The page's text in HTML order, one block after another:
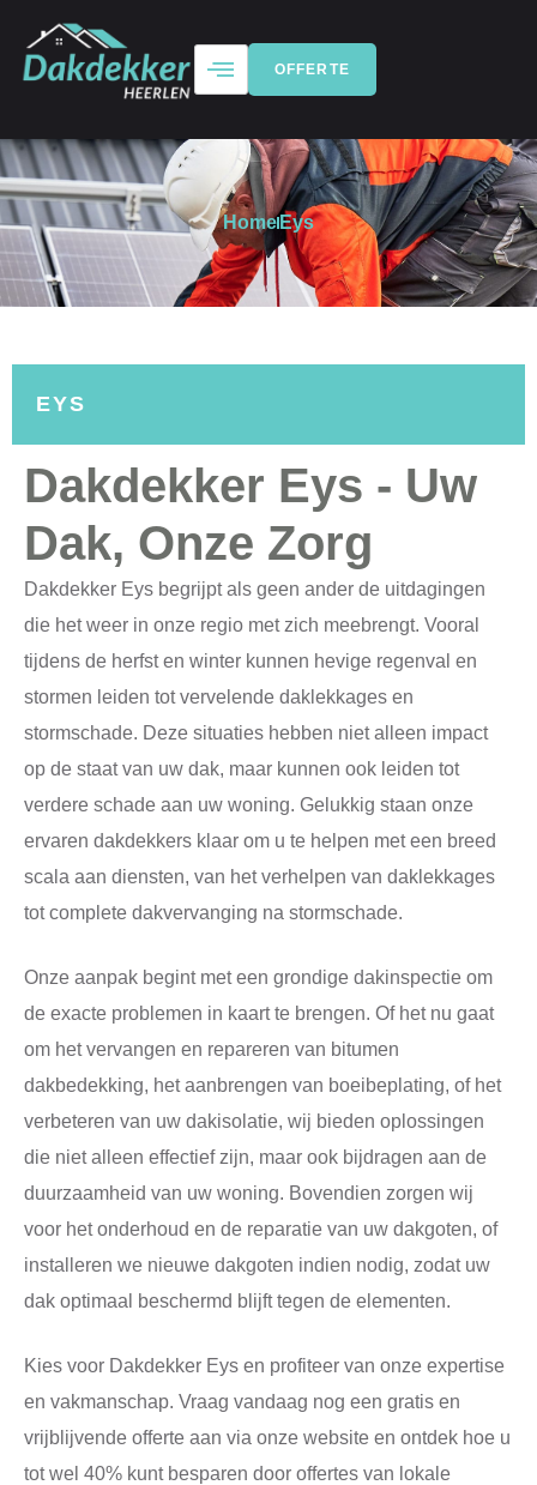
OFFERTE
Home Eys
EYS
Dakdekker Eys - Uw
Dak, Onze Zorg
Dakdekker Eys begrijpt als geen ander de uitdagingen
die het weer in onze regio met zich meebrengt. Vooral
tijdens de herfst en winter kunnen hevige regenval en
stormen leiden tot vervelende daklekkages en
stormschade. Deze situaties hebben niet alleen impact
op de staat van uw dak, maar kunnen ook leiden tot
verdere schade aan uw woning. Gelukkig staan onze
ervaren dakdekkers klaar om u te helpen met een breed
scala aan diensten, van het verhelpen van daklekkages
tot complete dakvervanging na stormschade.
Onze aanpak begint met een grondige dakinspectie om
de exacte problemen in kaart te brengen. Of het nu gaat
om het vervangen en repareren van bitumen
dakbedekking, het aanbrengen van boeibeplating, of het
verbeteren van uw dakisolatie, wij bieden oplossingen
die niet alleen effectief zijn, maar ook bijdragen aan de
duurzaamheid van uw woning. Bovendien zorgen wij
voor het onderhoud en de reparatie van uw dakgoten, of
installeren we nieuwe dakgoten indien nodig, zodat uw
dak optimaal beschermd blijft tegen de elementen.
Kies voor Dakdekker Eys en profiteer van onze expertise
en vakmanschap. Vraag vandaag nog een gratis en
vrijblijvende offerte aan via onze website en ontdek hoe u
tot wel 40% kunt besparen door offertes van lokale